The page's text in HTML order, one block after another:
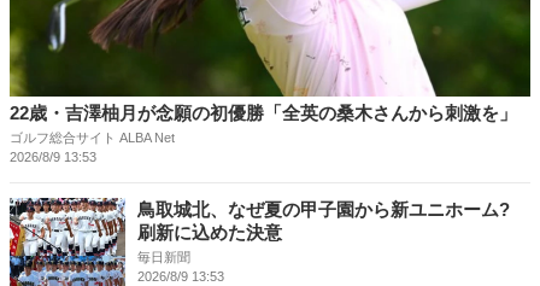
22歳・吉澤柚月が念願の初優勝「全英の桑木さんから刺激を」
ゴルフ総合サイト ALBA Net
2026/8/9 13:53
鳥取城北、なぜ夏の甲子園から新ユニホーム?
刷新に込めた決意
毎日新聞
2026/8/9 13:53